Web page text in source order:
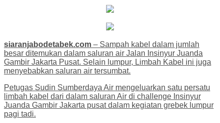
siaranjabodetabek.com – Sampah kabel dalam jumlah
besar ditemukan dalam saluran air Jalan Insinyur Juanda
Gambir Jakarta Pusat. Selain lumpur, Limbah Kabel ini juga
menyebabkan saluran air tersumbat.
Petugas Sudin Sumberdaya Air mengeluarkan satu persatu
limbah kabel dari dalam saluran Air di challenge Insinyur
Juanda Gambir Jakarta pusat dalam kegiatan grebek lumpur
pagi tadi.